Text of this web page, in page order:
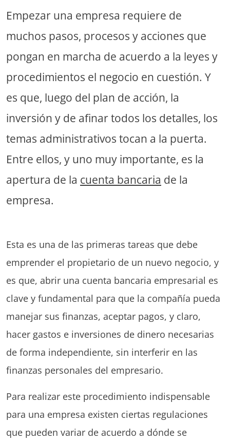
Empezar una empresa requiere de
muchos pasos, procesos y acciones que
pongan en marcha de acuerdo a la leyes y
procedimientos el negocio en cuestión. Y
es que, luego del plan de acción, la
inversión y de afinar todos los detalles, los
temas administrativos tocan a la puerta.
Entre ellos, y uno muy importante, es la
apertura de la cuenta bancaria de la
empresa.
Esta es una de las primeras tareas que debe
emprender el propietario de un nuevo negocio, y
es que, abrir una cuenta bancaria empresarial es
clave y fundamental para que la compañía pueda
manejar sus finanzas, aceptar pagos, y claro,
hacer gastos e inversiones de dinero necesarias
de forma independiente, sin interferir en las
finanzas personales del empresario.
Para realizar este procedimiento indispensable
para una empresa existen ciertas regulaciones
que pueden variar de acuerdo a dónde se